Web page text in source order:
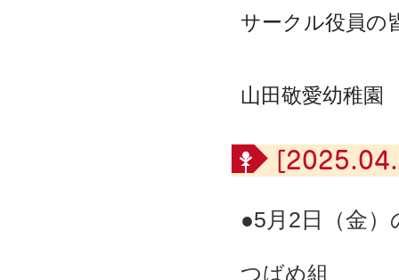
サークル役員の
山田敬愛幼稚
●5月2 日（金）
つばめ組